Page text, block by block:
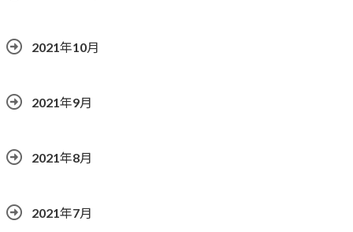
2021年10月
2021年9月
2021年8月
2021年7月